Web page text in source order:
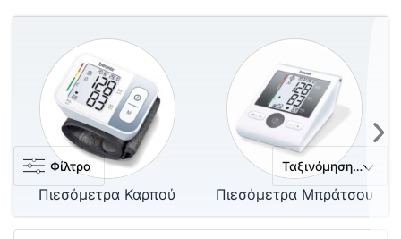
Πιεσόμετρα Καρπού Πιεσόμετρα Μπράτσου
Φίλτρα